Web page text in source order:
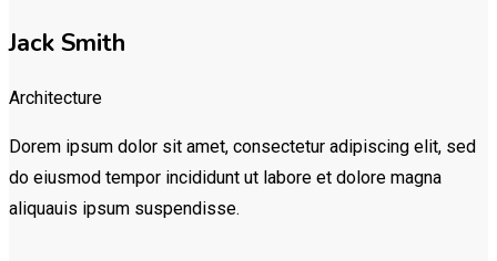
Jack Smith
Architecture
Dorem ipsum dolor sit amet, consectetur adipiscing elit, sed
do eiusmod tempor incididunt ut labore et dolore magna
aliquauis ipsum suspendisse.